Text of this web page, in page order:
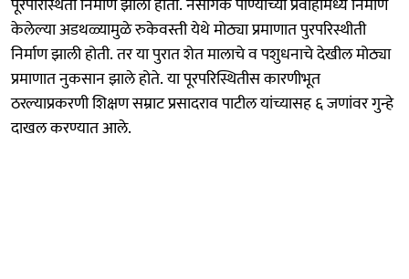
पूरपरिस्थिती निर्माण झाली होती. नैसर्गिक पाण्याच्या प्रवाहामध्ये निर्माण
केलेल्या अडथळ्यामुळे रुकेवस्ती येथे मोठ्या प्रमाणात पुरपरिस्थीती
निर्माण झाली होती. तर या पुरात शेत मालाचे व पशुधनाचे देखील मोठ्या
प्रमाणात नुकसान झाले होते. या पूरपरिस्थितीस कारणीभूत
ठरल्याप्रकरणी शिक्षण सम्राट प्रसादराव पाटील यांच्यासह ६ जणांवर गुन्हे
दाखल करण्यात आले.